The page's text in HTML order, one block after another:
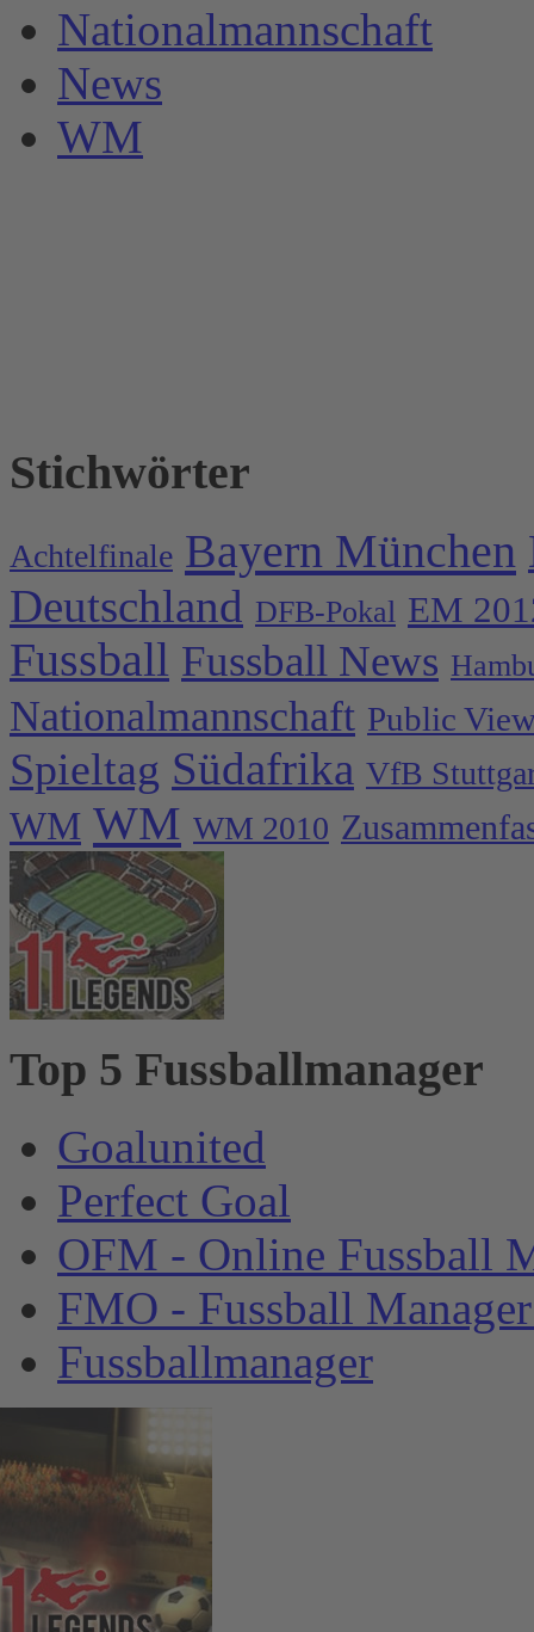
Nationalmannschaft
News
WM
Stichwörter
Achtelfinale Bayern München
Deutschland DFB-Pokal EM
Fussball Fussball News
Nationalmannschaft Public
Spieltag Südafrika VfB
WM WM WM 2010
Top 5 Fussballmanager
Goalunited
Perfect Goal
OFM - Online Fussball
FMO - Fussball
Fussballmanager